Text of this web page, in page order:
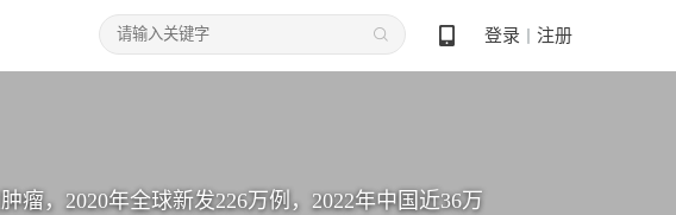
登录 注册
瘤，2020年全球新发226万例，2022年中国近36万